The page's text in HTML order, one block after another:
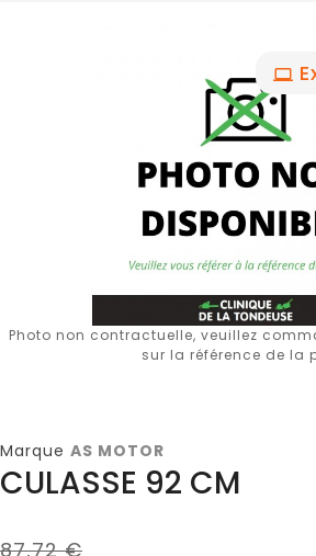
Photo non contractuelle, veuillez
sur la référence de la
Marque AS MOTOR
CULASSE 92 CM
87,72 €